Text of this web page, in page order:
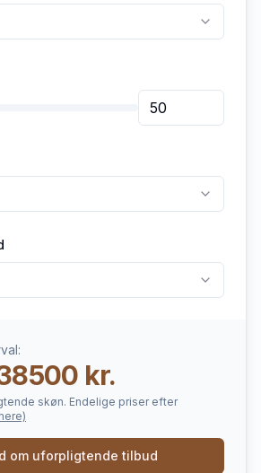
kr.
skøn. Endelige priser efter
om uforpligtende tilbud